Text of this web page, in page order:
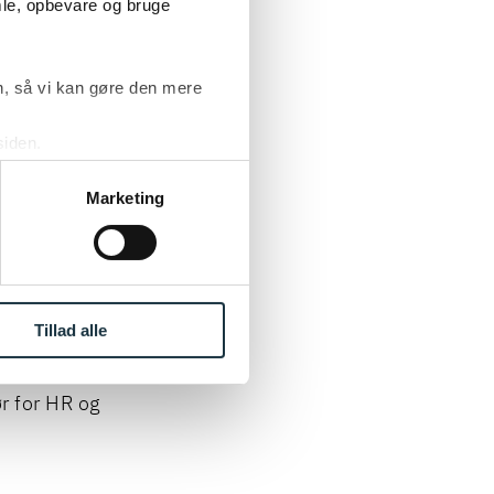
opbevare og bruge
så vi kan gøre den mere
Marketing
Tillad alle
også
og
af
for HR og